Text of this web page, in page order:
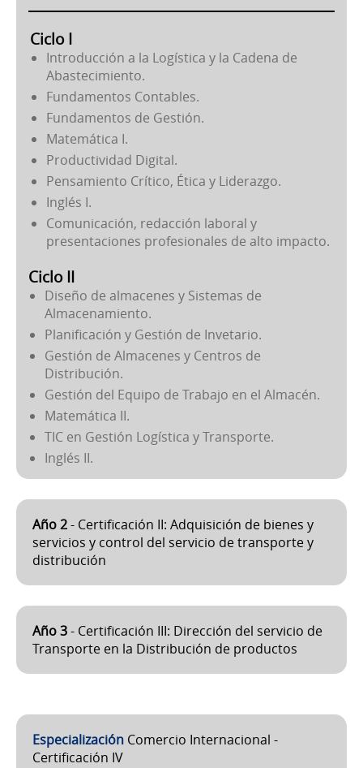
Ciclo I
Introducción a la Logística y la Cadena de
Abastecimiento.
Fundamentos Contables.
Fundamentos de Gestión.
Matemática I.
Productividad Digital.
Pensamiento Crítico, Ética y Liderazgo.
Inglés I.
Comunicación, redacción laboral y
presentaciones profesionales de alto impacto.
Ciclo II
Diseño de almacenes y Sistemas de
Almacenamiento.
Planificación y Gestión de Invetario.
Gestión de Almacenes y Centros de
Distribución.
Gestión del Equipo de Trabajo en el Almacén.
Matemática II.
TIC en Gestión Logística y Transporte.
Inglés II.
Año 2- Certificación II: Adquisición de bienes y
servicios y control del servicio de transporte y
distribución
Año 3- Certificación III: Dirección del servicio de
Transporte en la Distribución de productos
Especialización Comercio Internacional -
Certificación IV